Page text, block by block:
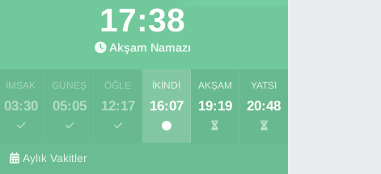
17:36
Akşam Namazı
İMSAK
03:30
GÜNEŞ
05:05
ÖĞLE
12:17
İKINDI
16:07
AKŞAM
19:19
YATSI
20:48
Aylık Vakitler